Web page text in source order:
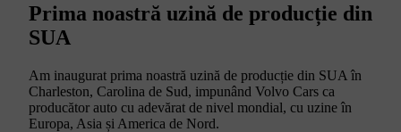
Prima noastră uzină de producție din
SUA
Am inaugurat prima noastră uzină de producție din SUA în
Charleston, Carolina de Sud, impunând Volvo Cars ca
producător auto cu adevărat de nivel mondial, cu uzine în
Europa, Asia și America de Nord.